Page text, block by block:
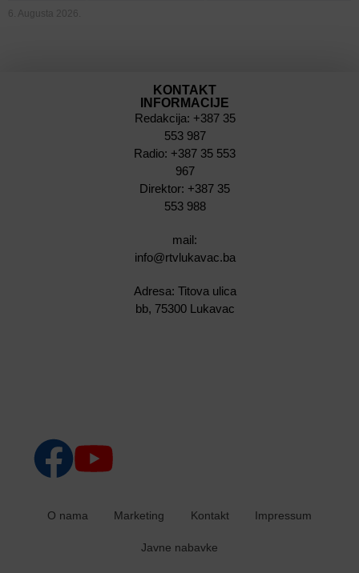
6. Augusta 2026.
KONTAKT
INFORMACIJE
Redakcija: +387 35
553 987
Radio: +387 35 553
967
Direktor: +387 35
553 988
mail:
info@rtvlukavac.ba
Adresa: Titova ulica
bb, 75300 Lukavac
O nama Marketing Kontakt Impressum
Javne nabavke